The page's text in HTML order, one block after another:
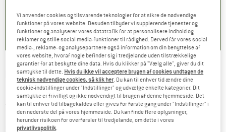
) 5,0(2) 4,9(23)
KARPOS -Lavaredo Winter Jacket -
Løbejakke
(0)
Vi anvender cookies og tilsvarende teknologier for at sikre de nødvendige
funktioner på vores website. Desuden tilbyder vi supplerende tjenester og
funktioner og analyserer vores datatrafik for at personalisere indhold og
reklamer og stille social media-funktioner til rådighed. Derved får vores social
media-, reklame- og analysepartnere også information om din benyttelse af
vores website, hvoraf nogle befinder sig i tredjelande uden tilstrækkelige
garantier for at beskytte dine data. Hvis du klikker på "Vælg alle", giver du dit
samtykke til dette. Hvis du ikke vil acceptere brugen af cookies undtagen de
teknisk nødvendige cookies, så klik her . Du kan til enhver tid ændre dine
cookie-indstillinger under "Indstillinger" og udvælge enkelte kategorier. Dit
samtykke er frivilligt og ikke nødvendigt til brugen af denne hjemmeside. Det
kan til enhver tid tilbagekaldes eller gives for første gang under "Indstillinger" i
den nederste del på vores hjemmeside. Du kan finde flere oplysninger,
herunder risikoen for overførsler til tredjelande, om dette i vores
privatlivspolitik